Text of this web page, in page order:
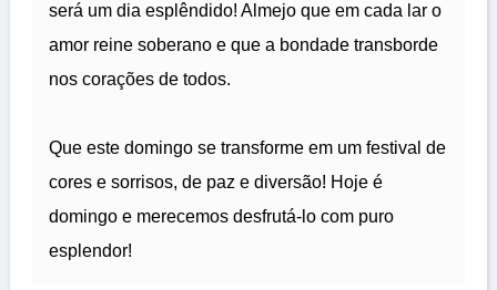
será um dia esplêndido! Almejo que em cada lar o
amor reine soberano e que a bondade transborde
nos corações de todos.
Que este domingo se transforme em um festival de
cores e sorrisos, de paz e diversão! Hoje é
domingo e merecemos desfrutá-lo com puro
esplendor!